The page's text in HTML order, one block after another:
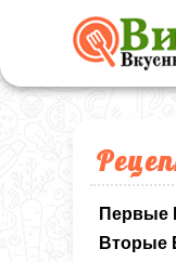
Первые
Вторые